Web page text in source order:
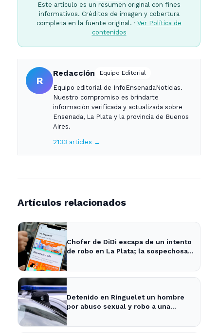
Este artículo es un resumen original con fines
informativos. Créditos de imagen y cobertura
completa en la fuente original. · Ver Política de
contenidos
R
Redacción Equipo Editorial
Equipo editorial de InfoEnsenadaNoticias.
Nuestro compromiso es brindarte
información verificada y actualizada sobre
Ensenada, La Plata y la provincia de Buenos
Aires.
2133 articles →
Artículos relacionados
Chofer de DiDi escapa de un intento
de robo en La Plata; la sospechosa
Detenido en Ringuelet un hombre
por abuso sexual y robo a una